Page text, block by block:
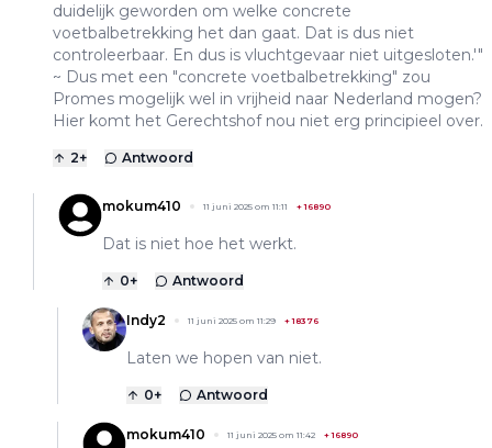
duidelijk geworden om welke concrete
voetbalbetrekking het dan gaat. Dat is dus niet
controleerbaar. En dus is vluchtgevaar niet uitgesloten.'"
~ Dus met een "concrete voetbalbetrekking" zou
Promes mogelijk wel in vrijheid naar Nederland mogen?
Hier komt het Gerechtshof nou niet erg principieel over.
2+ Antwoord
mokum410 11 juni 2025 om 11:11 +16890
Dat is niet hoe het werkt.
0+ Antwoord
Indy2 11 juni 2025 om 11:29 +18376
Laten we hopen van niet.
0+ Antwoord
mokum410 11 juni 2025 om 11:42 +16890